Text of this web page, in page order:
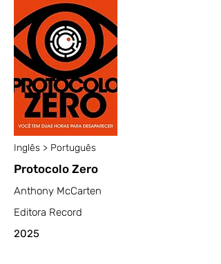
Inglês > Português
Protocolo Zero
Anthony McCarten
Editora Record
2025